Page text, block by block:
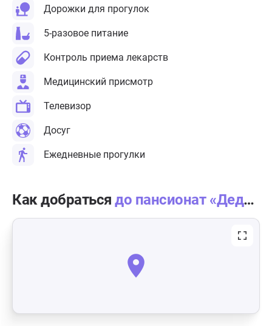
Дорожки для прогулок
5-разовое питание
Контроль приема лекарств
Медицинский присмотр
Телевизор
Досуг
Ежедневные прогулки
Как добратьсядо пансионат «Дедушкина дача»